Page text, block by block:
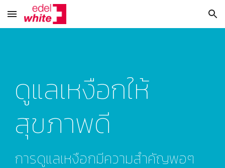
Skip to main content Skip to navigation
ดูแลเหงือกให้
สุขภาพดี
การดูแลเหงือกมีความสำคัญพอๆ